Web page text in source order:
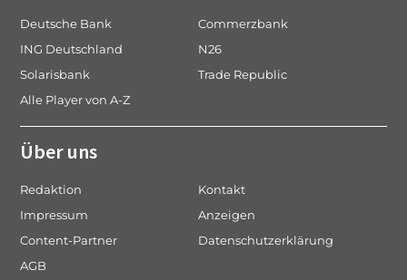
Deutsche Bank
Commerzbank
ING Deutschland
N26
Solarisbank
Trade Republic
Alle Player von A-Z
Über uns
Redaktion
Kontakt
Impressum
Anzeigen
Content-Partner
Datenschutzerklärung
AGB